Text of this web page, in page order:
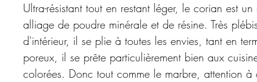
Ultra-résistant tout en restant léger, le corian est
alliage de poudre minérale et de résine. Très
d'intérieur, il se plie à toutes les envies, tant en
poreux, il se prête particulièrement bien aux
colorées. Donc tout comme le marbre, attention